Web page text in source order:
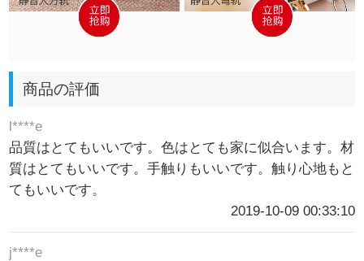
商品の評価
l****e
品質はとてもいいです。色はとても家に似合います。材
質はとてもいいです。手触りもいいです。触り心地もと
てもいいです。
2019-10-09 00:33:10
j****e